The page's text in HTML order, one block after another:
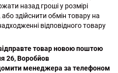
назад гроші у розмірі
здійснити обмін товару на
відповідного товару
товар новою поштою
26, Воробйов
менеджера за телефоном